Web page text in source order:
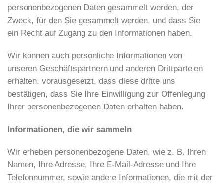
personenbezogenen Daten gesammelt werden, der
Zweck, für den Sie gesammelt werden, und dass Sie
ein Recht auf Zugang zu den Informationen haben.
Wir können auch persönliche Informationen von
unseren Geschäftspartnern und anderen Drittparteien
erhalten, vorausgesetzt, dass diese dritte uns
bestätigen, dass Sie Ihre Einwilligung zur Offenlegung
Ihrer personenbezogenen Daten erhalten haben.
Informationen, die wir sammeln
Wir erheben personenbezogene Daten, wie z. B. Ihren
Namen, Ihre Adresse, Ihre E-Mail-Adresse und Ihre
Telefonnummer, sowie andere Informationen, die mit der